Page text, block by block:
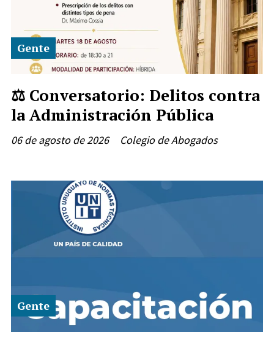
⚖️ Conversatorio: Delitos contra
la Administración Pública
Colegio de Abogados
Gente
06 de agosto de 2026
Gente